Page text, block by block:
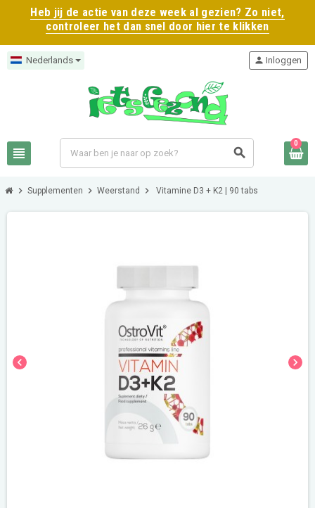
Heb jij de actie van deze week al gezien? Zo niet,
controleer het dan snel door hier te klikken
Nederlands
view_headline search
person Inloggen
0
chevron_right Supplementen chevron_right Weerstand chevron_right Vitamine D3 + K2 | 90 tabs
chevron_left chevron_right